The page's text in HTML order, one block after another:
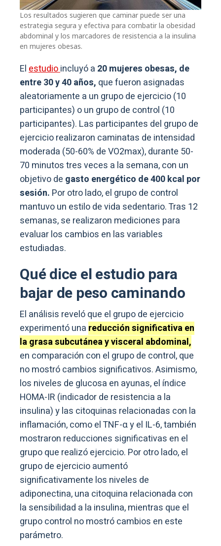
Los resultados sugieren que caminar puede ser una
estrategia segura y efectiva para combatir la obesidad
abdominal y los marcadores de resistencia a la insulina
en mujeres obesas.
Elestudioincluyó a 20 mujeres obesas, de
entre 30 y 40 años, que fueron asignadas
aleatoriamente a un grupo de ejercicio (10
participantes) o un grupo de control (10
participantes). Las participantes del grupo de
ejercicio realizaron caminatas de intensidad
moderada (50-60% de VO2max), durante 50-
70 minutos tres veces a la semana, con un
objetivo de gasto energético de 400 kcal por
sesión. Por otro lado, el grupo de control
mantuvo un estilo de vida sedentario. Tras 12
semanas, se realizaron mediciones para
evaluar los cambios en las variables
estudiadas.
Qué dice el estudio para
bajar de peso caminando
El análisis reveló que el grupo de ejercicio
experimentó una reducción significativa en
la grasa subcutánea y visceral abdominal,
en comparación con el grupo de control, que
no mostró cambios significativos. Asimismo,
los niveles de glucosa en ayunas, el índice
HOMA-IR (indicador de resistencia a la
insulina) y las citoquinas relacionadas con la
inflamación, como el TNF-α y el IL-6, también
mostraron reducciones significativas en el
grupo que realizó ejercicio. Por otro lado, el
grupo de ejercicio aumentó
significativamente los niveles de
adiponectina, una citoquina relacionada con
la sensibilidad a la insulina, mientras que el
grupo control no mostró cambios en este
parámetro.